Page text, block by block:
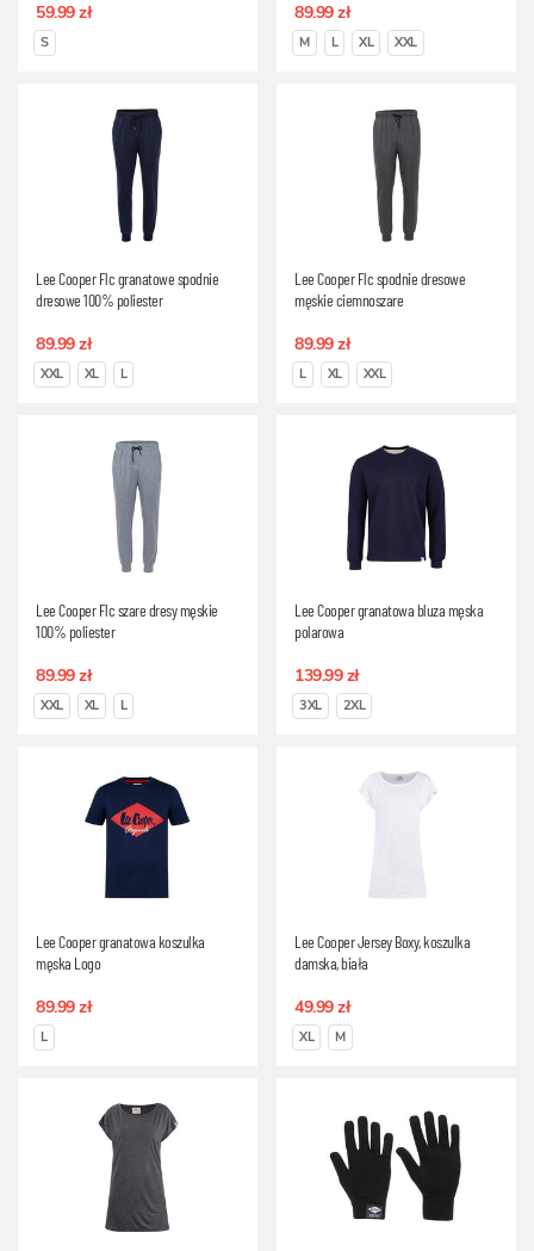
59.99 zł
S
89.99 zł
M L XL XXL
Lee Cooper Flc granatowe spodnie
dresowe 100% poliester
89.99 zł
XXL XL L
Lee Cooper Flc spodnie dresowe
męskie ciemnoszare
89.99 zł
L XL XXL
Lee Cooper Flc szare dresy męskie
100% poliester
89.99 zł
XXL XL L
Lee Cooper granatowa bluza męska
polarowa
139.99 zł
3XL 2XL
Lee Cooper granatowa koszulka
męska Logo
89.99 zł
L
Lee Cooper Jersey Boxy, koszulka
damska, biała
49.99 zł
XL M